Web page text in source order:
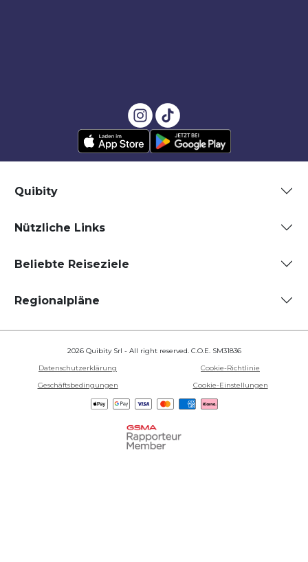
Quibity
Nützliche Links
Beliebte Reiseziele
Regionalpläne
2026 Quibity Srl - All right reserved. C.O.E. SM31836
Datenschutzerklärung
Cookie-Richtlinie
Geschäftsbedingungen
Cookie-Einstellungen